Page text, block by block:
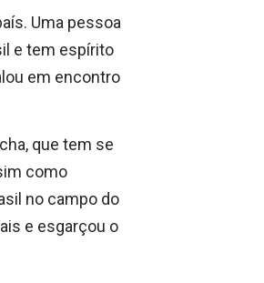
Uma pessoa
e tem espírito
em encontro
que tem se
como
no campo do
e esgarçou o